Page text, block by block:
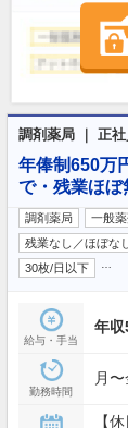
調剤薬局 ｜ 正社
年俸制650万
で・残業ほ
調剤薬局 一般
残業なし／ほぼな
30枚/日以下
給与・手当
年収
勤務時間
月
【